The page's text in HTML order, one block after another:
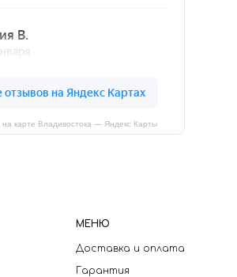
карте Владивостока — Яндекс Карты
МЕНЮ
Доставка и оплата
Гарантия